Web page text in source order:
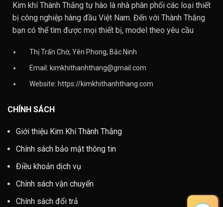
Kim khí Thành Thắng tự hào là nhà phân phối các loại thiết
bị công nghiệp hàng đầu Việt Nam. Đến với Thành Thắng
bạn có thể tìm được mọi thiết bị, model theo yêu cầu
Thị Trấn Chờ, Yên Phong, Bắc Ninh
Email: kimkhithanhthang@gmail.com
Website: https://kimkhithanhthang.com
CHÍNH SÁCH
Giới thiệu Kim Khí Thành Thắng
Chính sách bảo mật thông tin
Điều khoản dịch vụ
Chính sách vận chuyển
Chính sách đổi trả